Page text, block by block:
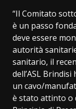
“Il Comitato
è un passo
deve essere
autorità
sanitario, il
dell’ASL
un cavo/
è stato attinto o